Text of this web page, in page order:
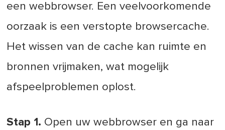
een webbrowser. Een veelvoorkomende
oorzaak is een verstopte browsercache.
Het wissen van de cache kan ruimte en
bronnen vrijmaken, wat mogelijk
afspeelproblemen oplost.
Stap 1. Open uw webbrowser en ga naar